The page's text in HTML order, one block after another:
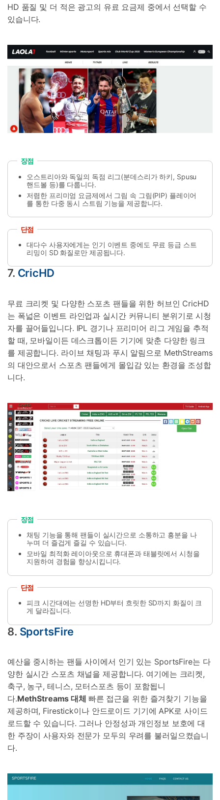
HD 품질 및 더 적은 광고의 유료 요금제 중에서 선택할 수
있습니다.
장점
오스트리아와 독일의 독점 리그(분데스리가 하키, Spusu
핸드볼 등)를 다룹니다.
저렴한 프리미엄 요금제에서 그림 속 그림(PIP) 플레이어
를 통한 다중 동시 스트림 기능을 제공합니다.
단점
대다수 사용자에게는 인기 이벤트 중에도 무료 등급 스트
리밍이 SD 화질로만 제공됩니다.
7. CricHD
무료 크리켓 및 다양한 스포츠 팬들을 위한 허브인 CricHD
는 폭넓은 이벤트 라인업과 실시간 커뮤니티 분위기로 시청
자를 끌어들입니다. IPL 경기나 프리미어 리그 게임을 추적
할 때, 모바일이든 데스크톱이든 기기에 맞춘 다양한 링크
를 제공합니다. 라이브 채팅과 푸시 알림으로 MethStreams
의 대안으로서 스포츠 팬들에게 몰입감 있는 환경을 조성합
니다.
장점
채팅 기능을 통해 팬들이 실시간으로 소통하고 흥분을 나
누며 더 즐겁게 즐길 수 있습니다.
모바일 최적화 레이아웃으로 휴대폰과 태블릿에서 시청을
지원하여 경험을 향상시킵니다.
단점
피크 시간대에는 선명한 HD부터 흐릿한 SD까지 화질이 크
게 달라집니다.
8. SportsFire
예산을 중시하는 팬들 사이에서 인기 있는 SportsFire는 다
양한 실시간 스포츠 채널을 제공합니다. 여기에는 크리켓,
축구, 농구, 테니스, 모터스포츠 등이 포함됩니
다.MethStreams 대체 빠른 접근을 위한 즐겨찾기 기능을
제공하며, Firestick이나 안드로이드 기기에 APK로 사이드
로드할 수 있습니다. 그러나 안정성과 개인정보 보호에 대
한 주장이 사용자와 전문가 모두의 우려를 불러일으켰습니
다.